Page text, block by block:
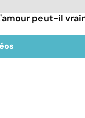
peut-il